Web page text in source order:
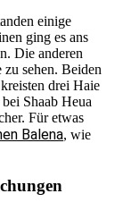
einige
ging es ans
Die anderen
sehen. Beiden
drei Haie
Shaab Heua
Für etwas
Balena, wie